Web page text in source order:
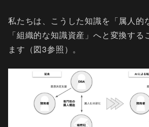
私たちは、こうした知識を「属人的
「組織的な知識資産」へと変換する
ます（図3参照）。